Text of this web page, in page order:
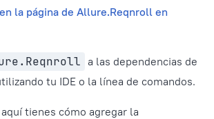
en la página de Allure.Reqnroll en
a las dependencias de
tu IDE o la línea de comandos.
tienes cómo agregar la